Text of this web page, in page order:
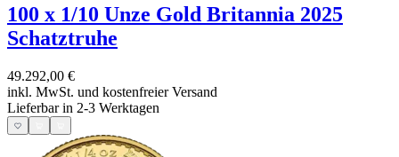
100 x 1/10 Unze Gold Britannia 2025
Schatztruhe
49.292,00 €
inkl. MwSt. und kostenfreier Versand
Lieferbar in 2-3 Werktagen